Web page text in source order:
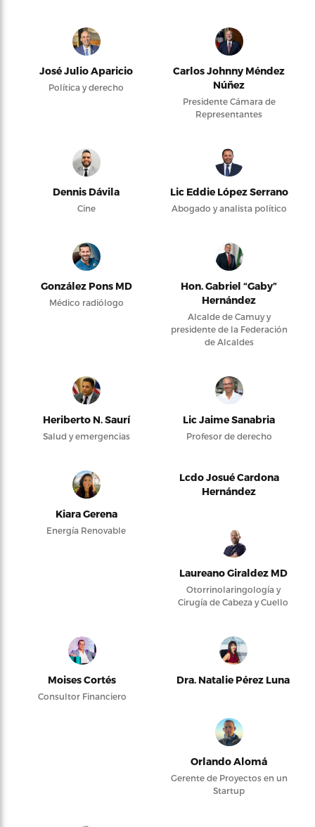
José Julio Aparicio
Política y derecho
Carlos Johnny Méndez
Núñez
Presidente Cámara de
Representantes
Dennis Dávila
Cine
Lic Eddie López Serrano
Abogado y analista político
González Pons MD
Médico radiólogo
Hon. Gabriel “Gaby”
Hernández
Alcalde de Camuy y
presidente de la Federación
de Alcaldes
Heriberto N. Saurí
Salud y emergencias
Lic Jaime Sanabria
Profesor de derecho
Kiara Gerena
Energía Renovable
Lcdo Josué Cardona
Hernández
Laureano Giraldez MD
Otorrinolaringología y
Cirugía de Cabeza y Cuello
Moises Cortés
Consultor Financiero
Dra. Natalie Pérez Luna
Orlando Alomá
Gerente de Proyectos en un
Startup